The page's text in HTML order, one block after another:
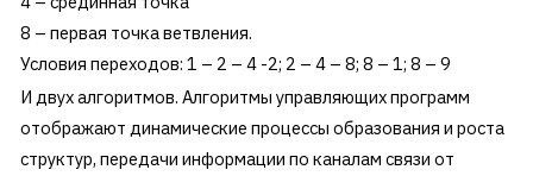
8 – первая точка ветвления.
Условия переходов: 1 – 2 – 4 -2; 2 – 4 – 8; 8 – 1; 8 – 9
И двух алгоритмов. Алгоритмы управляющих программ
отображают динамические процессы образования и роста
структур, передачи информации по каналам связи от